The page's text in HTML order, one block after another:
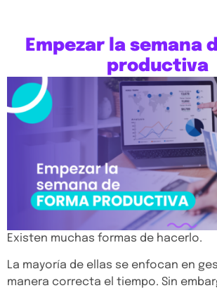
Empezar la semana
productiva
Existen muchas formas de hacerlo.
La mayoría de ellas se enfocan en
manera correcta el tiempo. Sin